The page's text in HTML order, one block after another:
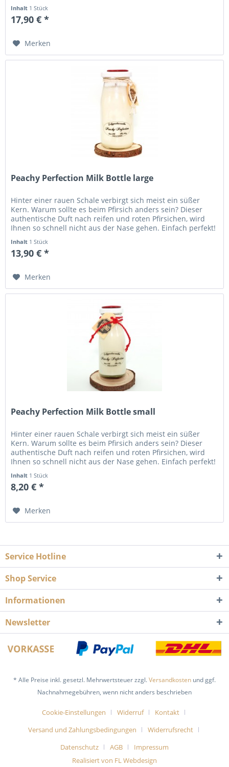
Inhalt 1 Stück
17,90 € *
Merken
Peachy Perfection Milk Bottle large
Hinter einer rauen Schale verbirgt sich meist ein süßer
Kern. Warum sollte es beim Pfirsich anders sein? Dieser
authentische Duft nach reifen und roten Pfirsichen, wird
Ihnen so schnell nicht aus der Nase gehen. Einfach perfekt!
Inhalt 1 Stück
13,90 € *
Merken
Peachy Perfection Milk Bottle small
Hinter einer rauen Schale verbirgt sich meist ein süßer
Kern. Warum sollte es beim Pfirsich anders sein? Dieser
authentische Duft nach reifen und roten Pfirsichen, wird
Ihnen so schnell nicht aus der Nase gehen. Einfach perfekt!
Inhalt 1 Stück
8,20 € *
Merken
Service Hotline
Shop Service
Informationen
Newsletter
* Alle Preise inkl. gesetzl. Mehrwertsteuer zzgl.Versandkosten und ggf.
Nachnahmegebühren, wenn nicht anders beschrieben
Cookie-Einstellungen Widerruf
Kontakt
Versand und Zahlungsbedingungen
Widerrufsrecht
Datenschutz
AGB
Impressum
Realisiert von FL Webdesign